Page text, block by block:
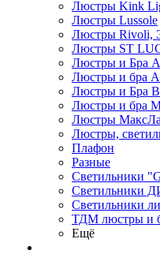
Люстры Kink
Люстры Lussole
Люстры Rivoli,
Люстры ST
Люстры и Бра
Люстры и бра
Люстры и Бра
Люстры и бра
Люстры
Люстры,
Плафон
Разные
Светильники
Светильники
Светильники
ТДМ люстры и
Ещё